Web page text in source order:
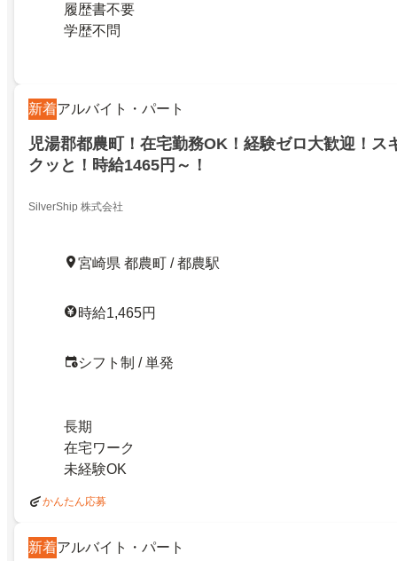
履歴書不要
学歴不問
新着アルバイト・パート
児湯郡都農町！在宅勤務OK！経験ゼロ大歓迎！ス
クッと！時給1465円～！
SilverShip 株式会社
宮崎県 都農町 / 都農駅
時給1,465円
シフト制 / 単発
長期
在宅ワーク
未経験OK
かんたん応募
新着アルバイト・パート